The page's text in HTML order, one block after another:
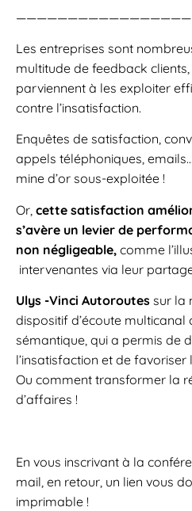
Les entreprises sont
multitude de feedback
parviennent à les exploiter
contre l’insatisfaction.
Enquêtes de satisfaction,
appels téléphoniques,
mine d’or sous-exploitée !
Or, cette satisfaction
s’avère un levier de
non négligeable, comme
intervenantes via leur
Ulys -Vinci Autoroutes sur la
dispositif d’écoute multicanal
sémantique, qui a permis de
l’insatisfaction et de
Ou comment transformer la
d’affaires !
En vous inscrivant à la
mail, en retour, un lien vous
imprimable !